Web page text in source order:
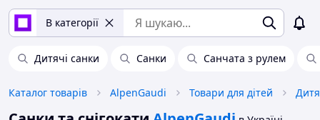
В категорії
Дитячі санки Санки Санчата з рулем
Каталог товарів AlpenGaudi Товари для дітей